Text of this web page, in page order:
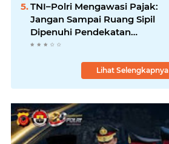
TNI–Polri Mengawasi Pajak:
Jangan Sampai Ruang Sipil
Dipenuhi Pendekatan
Militeristik Oleh: Aceng Syamsul
Lihat Selengkapnya